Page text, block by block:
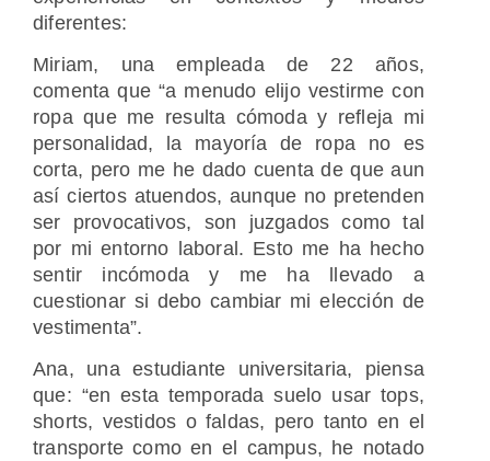
diferentes:
Miriam, una empleada de 22 años,
comenta que “a menudo elijo vestirme con
ropa que me resulta cómoda y refleja mi
personalidad, la mayoría de ropa no es
corta, pero me he dado cuenta de que aun
así ciertos atuendos, aunque no pretenden
ser provocativos, son juzgados como tal
por mi entorno laboral. Esto me ha hecho
sentir incómoda y me ha llevado a
cuestionar si debo cambiar mi elección de
vestimenta”.
Ana, una estudiante universitaria, piensa
que: “en esta temporada suelo usar tops,
shorts, vestidos o faldas, pero tanto en el
transporte como en el campus, he notado